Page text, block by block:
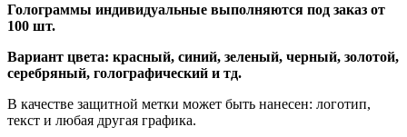
Голограммы индивидуальные выполняются под заказ от
100 шт.
Вариант цвета: красный, синий, зеленый, черный, золотой,
серебряный, голографический и тд.
В качестве защитной метки может быть нанесен: логотип,
текст и любая другая графика.